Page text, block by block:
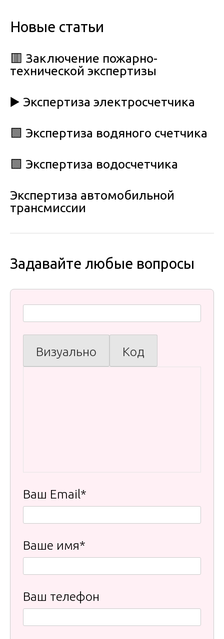
Новые статьи
🟥 Заключение пожарно-
технической экспертизы
▶️ Экспертиза электросчетчика
🟩 Экспертиза водяного счетчика
🟩 Экспертиза водосчетчика
Экспертиза автомобильной
трансмиссии
Задавайте любые вопросы
Визуально Код
Ваш Email*
Ваше имя*
Ваш телефон